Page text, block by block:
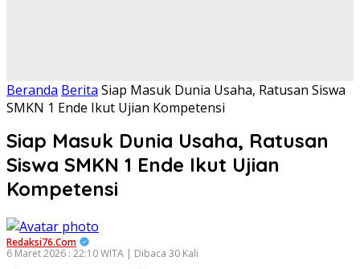
Beranda Berita Siap Masuk Dunia Usaha, Ratusan Siswa
SMKN 1 Ende Ikut Ujian Kompetensi
Siap Masuk Dunia Usaha, Ratusan
Siswa SMKN 1 Ende Ikut Ujian
Kompetensi
Redaksi76.com
6 Maret 2026 : 22:10 WITA | Dibaca 30 Kali